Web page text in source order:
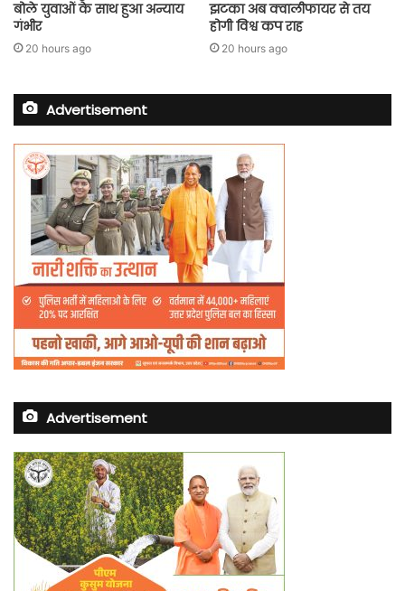
बोले युवाओं के साथ हुआ अन्याय
गंभीर
20 hours ago
झटका अब क्वालीफायर से तय
होगी विश्व कप राह
20 hours ago
Advertisement
Advertisement